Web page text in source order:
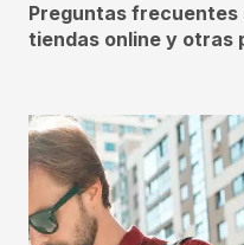
Preguntas frecuentes
tiendas online y otras